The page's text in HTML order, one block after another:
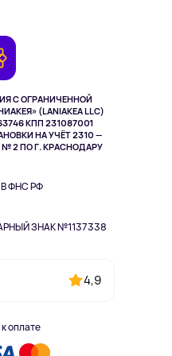
С ОГРАНИЧЕННОЙ
(LANIAKEA LLC)
КПП 231087001
НА УЧЁТ 2310 —
2 ПО Г. КРАСНОДАРУ
ФНС РФ
ЗНАК №1137338
4,9
оплате